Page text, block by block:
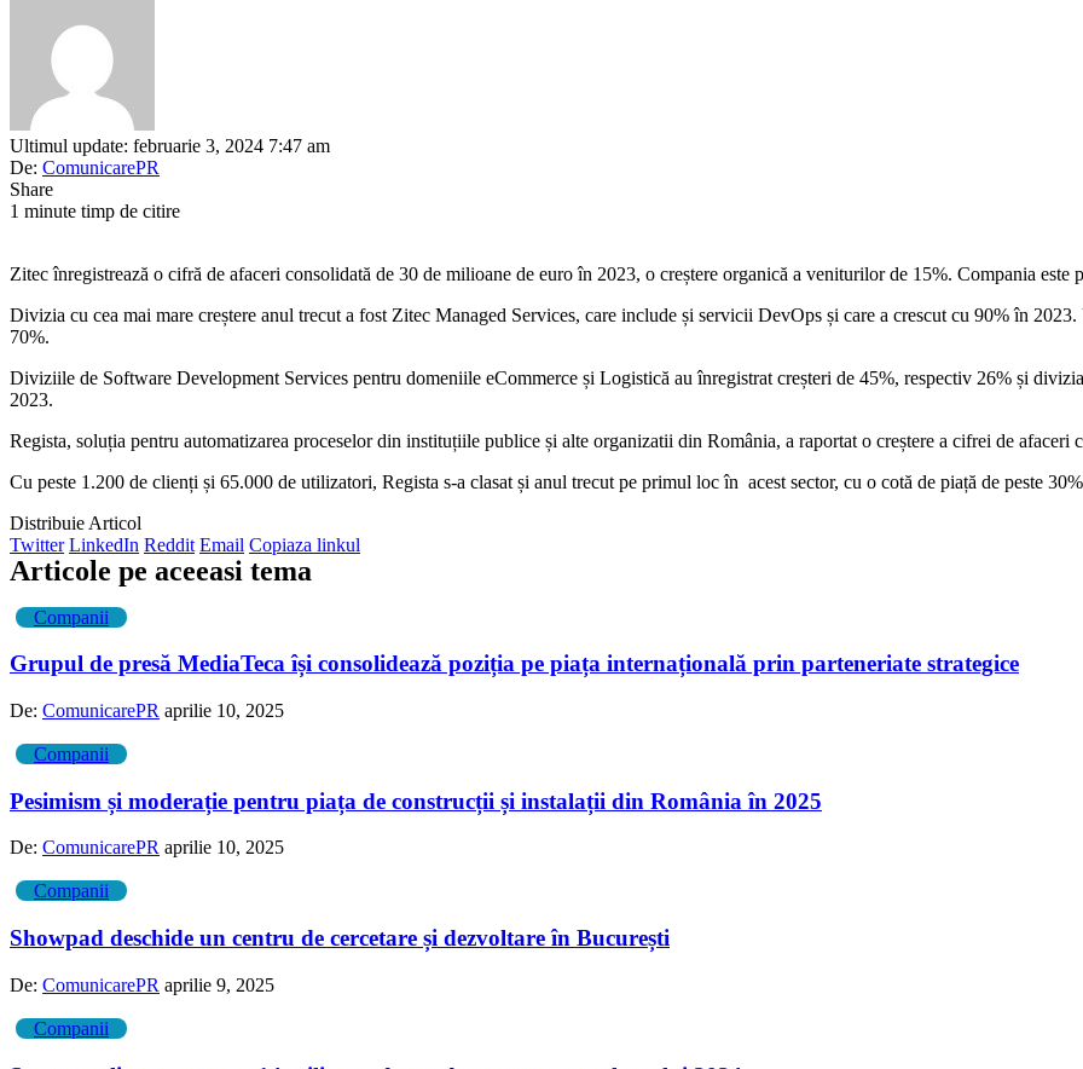
Ultimul update: februarie 3, 2024 7:47 am
De: ComunicarePR
Share
1 minute timp de citire
Zitec înregistrează o cifră de afaceri consolidată de 30 de milioane de euro în 2023, o creștere organică a veniturilor de 15%. Compania
Divizia cu cea mai mare creștere anul trecut a fost Zitec Managed Services, care include și servicii DevOps și care a crescut cu 90% în
70%.
Diviziile de Software Development Services pentru domeniile eCommerce și Logistică au înregistrat creșteri de 45%, respectiv 26% și
2023.
Regista, soluția pentru automatizarea proceselor din instituțiile publice și alte organizatii din România, a raportat o creștere a cifrei de afaceri
Cu peste 1.200 de clienți și 65.000 de utilizatori, Regista s-a clasat și anul trecut pe primul loc în acest sector, cu o cotă de piață de peste
Distribuie Articol
Twitter LinkedIn Reddit Email Copiaza linkul
Articole pe aceeasi tema
Companii
Grupul de presă MediaTeca își consolidează poziția pe piața internațională prin parteneriate strategice
De: ComunicarePR aprilie 10, 2025
Companii
Pesimism și moderație pentru piața de construcții și instalații din România în 2025
De: ComunicarePR aprilie 10, 2025
Companii
Showpad deschide un centru de cercetare și dezvoltare în București
De: ComunicarePR aprilie 9, 2025
Companii